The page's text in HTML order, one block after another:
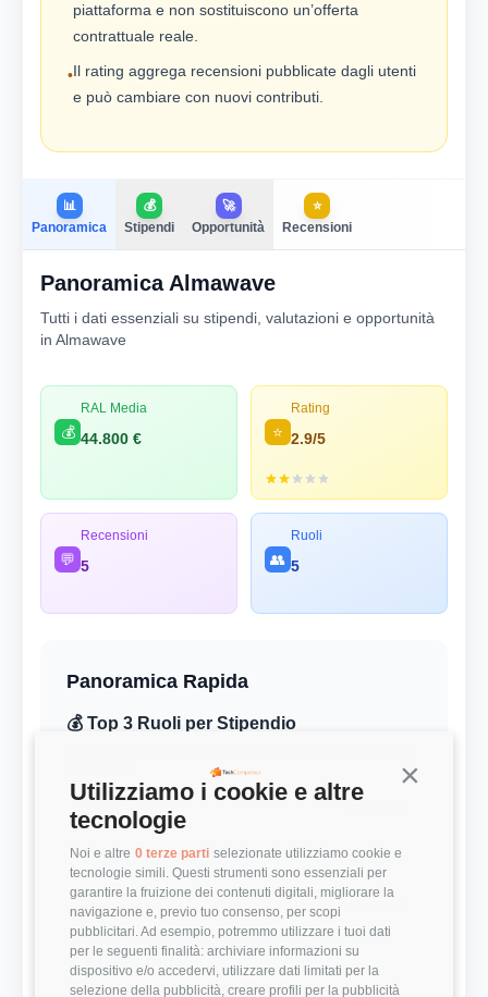
Continua
Utilizziamo i cookie e altre
tecnologie
Noi e altre 0 terze parti selezionate utilizziamo cookie e
tecnologie simili. Questi strumenti sono essenziali per
garantire la fruizione dei contenuti digitali, migliorare la
navigazione e, previo tuo consenso, per scopi
pubblicitari. Ad esempio, potremmo utilizzare i tuoi dati
per le seguenti finalità: archiviare informazioni su
dispositivo e/o accedervi, utilizzare dati limitati per la
selezione della pubblicità, creare profili per la pubblicità
piattaforma e non sostituiscono un’offerta
contrattuale reale.
•Il rating aggrega recensioni pubblicate dagli utenti
e può cambiare con nuovi contributi.
📊
Panoramica
💰
Stipendi
🚀
Opportunità
⭐
Recensioni
Panoramica Almawave
Tutti i dati essenziali su stipendi, valutazioni e opportunità
in Almawave
💰
RAL Media
44.800 € ⭐
Rating
2.9/5
💬
Recensioni
5 👥
Ruoli
5
Panoramica Rapida
💰 Top 3 Ruoli per Stipendio
Developer
Developer 40.000 €
Developer
⭐ Valutazioni
Punteggi medi basati sulle recensioni della community